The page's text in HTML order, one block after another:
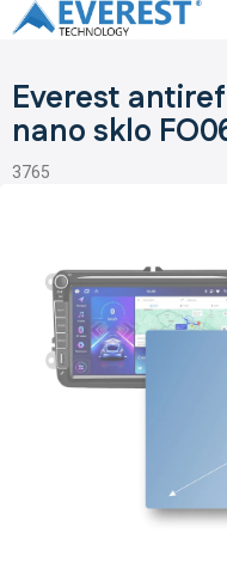
Přejít
na
Everest
nano sklo
3765